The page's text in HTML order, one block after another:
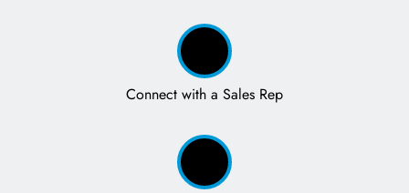
Connect with a Sales Rep